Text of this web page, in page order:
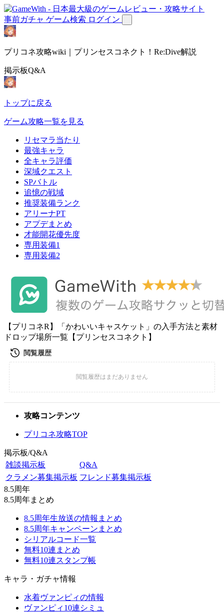
事前ガチャ ゲーム検索 ログイン
プリコネ攻略wiki｜プリンセスコネクト！Re:Dive解説
掲示板Q&A
トップに戻る
ゲーム攻略一覧を見る
リセマラ当たり
最強キャラ
全キャラ評価
深域クエスト
SPバトル
追憶の戦域
推奨装備ランク
アリーナPT
アプデまとめ
才能開花優先度
専用装備1
専用装備2
【プリコネR】「かわいいキャスケット」の入手方法と素材
ドロップ場所一覧【プリンセスコネクト】
攻略コンテンツ
プリコネ攻略TOP
掲示板/Q&A
雑談掲示板
Q&A
クラメン募集掲示板 フレンド募集掲示板
8.5周年
8.5周年まとめ
8.5周年生放送の情報まとめ
8.5周年キャンペーンまとめ
シリアルコード一覧
無料10連まとめ
無料10連スタンプ帳
キャラ・ガチャ情報
水着ヴァンピィの情報
ヴァンピィ10連シミュ